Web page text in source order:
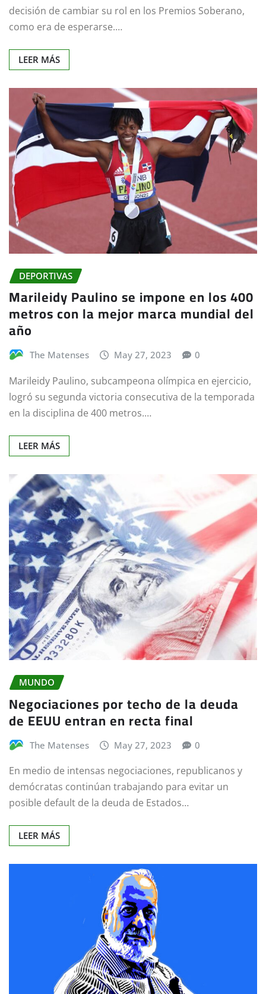
decisión de cambiar su rol en los Premios Soberano,
como era de esperarse.…
LEER MÁS
DEPORTIVAS
Marileidy Paulino se impone en los 400
metros con la mejor marca mundial del
año
The Matenses May 27, 2023 0
Marileidy Paulino, subcampeona olímpica en ejercicio,
logró su segunda victoria consecutiva de la temporada
en la disciplina de 400 metros.…
LEER MÁS
MUNDO
Negociaciones por techo de la deuda
de EEUU entran en recta final
The Matenses May 27, 2023 0
En medio de intensas negociaciones, republicanos y
demócratas continúan trabajando para evitar un
posible default de la deuda de Estados…
LEER MÁS